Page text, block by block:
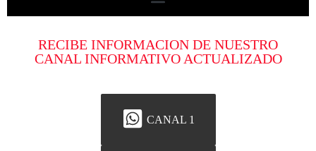
RECIBE INFORMACION DE NUESTRO
CANAL INFORMATIVO ACTUALIZADO
CANAL 1